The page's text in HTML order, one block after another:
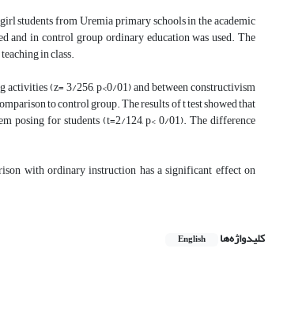
students from Uremia primary schools in the academic
and in control group ordinary education was used. The
in class.
(z= 3/256, p<0/01) and between constructivism
to control group. The results of t test showed that
posing for students (t=2/124, p< 0/01). The difference
with ordinary instruction has a significant effect on
کلیدواژه‌ها English